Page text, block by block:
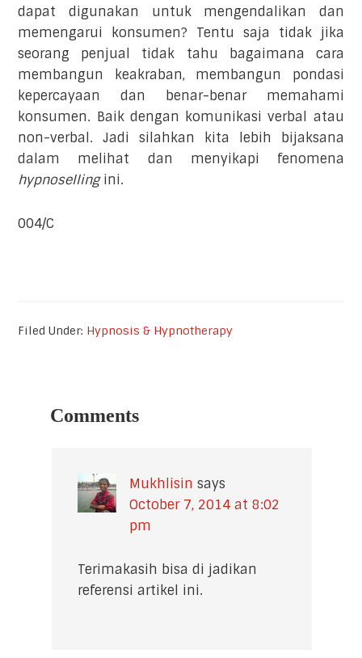
dapat digunakan untuk mengendalikan dan
memengarui konsumen? Tentu saja tidak jika
seorang penjual tidak tahu bagaimana cara
membangun keakraban, membangun pondasi
kepercayaan dan benar-benar memahami
konsumen. Baik dengan komunikasi verbal atau
non-verbal. Jadi silahkan kita lebih bijaksana
dalam melihat dan menyikapi fenomena
hypnosellingini.
004/C
Filed Under: Hypnosis & Hypnotherapy
Interactions
Comments
Mukhlisin says
October 7, 2014 at 8:02
pm
Terimakasih bisa di jadikan
referensi artikel ini.